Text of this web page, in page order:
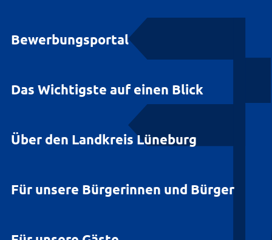
Bewerbungsportal
Das Wichtigste auf einen Blick
Über den Landkreis Lüneburg
Für unsere Bürgerinnen und Bürger